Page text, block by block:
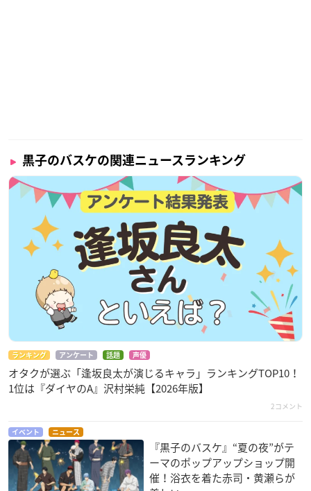
黒子のバスケの関連ニュースランキング
ランキング アンケート 話題 声優
オタクが選ぶ「逢坂良太が演じるキャラ」ランキングTOP10！
1位は『ダイヤのA』沢村栄純【2026年版】
2コメント
イベント ニュース
『黒子のバスケ』“夏の夜”がテ
ーマのポップアップショップ開
催！浴衣を着た赤司・黄瀬らが